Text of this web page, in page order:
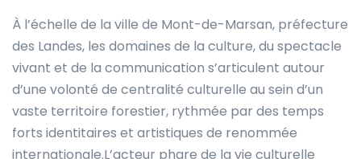
À l’échelle de la ville de Mont-de-Marsan, préfecture
des Landes, les domaines de la culture, du spectacle
vivant et de la communication s’articulent autour
d’une volonté de centralité culturelle au sein d’un
vaste territoire forestier, rythmée par des temps
forts identitaires et artistiques de renommée
internationale.L’acteur phare de la vie culturelle